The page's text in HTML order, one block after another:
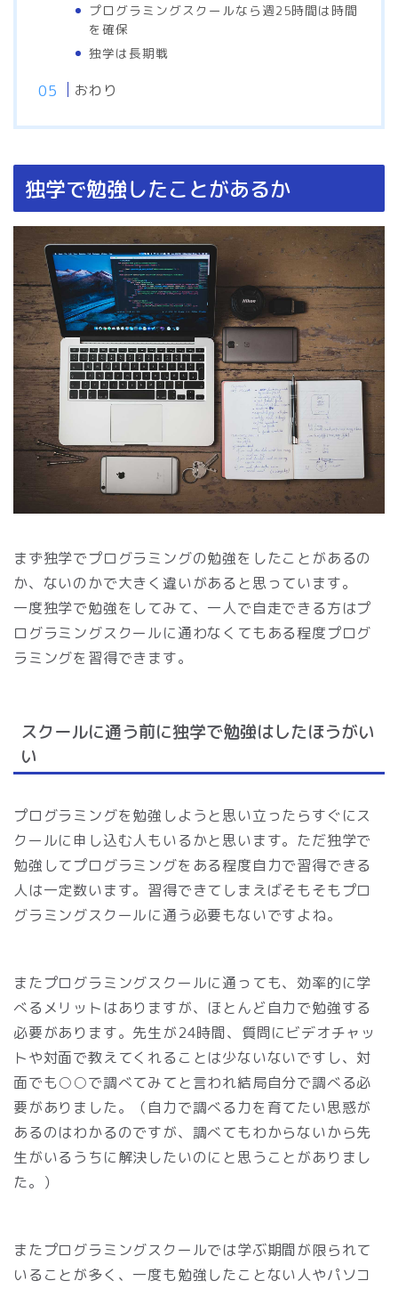
プログラミングスクールなら週25時間は時間
を確保
独学は長期戦
おわり
独学で勉強したことがあるか
まず独学でプログラミングの勉強をしたことがあるの
か、ないのかで大きく違いがあると思っています。
一度独学で勉強をしてみて、一人で自走できる方はプ
ログラミングスクールに通わなくてもある程度プログ
ラミングを習得できます。
スクールに通う前に独学で勉強はしたほうがい
い
プログラミングを勉強しようと思い立ったらすぐにス
クールに申し込む人もいるかと思います。ただ独学で
勉強してプログラミングをある程度自力で習得できる
人は一定数います。習得できてしまえばそもそもプロ
グラミングスクールに通う必要もないですよね。
またプログラミングスクールに通っても、効率的に学
べるメリットはありますが、ほとんど自力で勉強する
必要があります。先生が24時間、質問にビデオチャッ
トや対面で教えてくれることは少ないないですし、対
面でも○○で調べてみてと言われ結局自分で調べる必
要がありました。（自力で調べる力を育てたい思惑が
あるのはわかるのですが、調べてもわからないから先
生がいるうちに解決したいのにと思うことがありまし
た。）
またプログラミングスクールでは学ぶ期間が限られて
いることが多く、一度も勉強したことない人やパソコ